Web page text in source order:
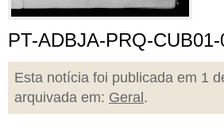
PT-ADBJA-PRQ-
Esta notícia foi publicada em 1
arquivada em: Geral .